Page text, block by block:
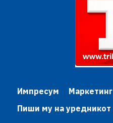
Импресум
Маркетинг
Пиши му на уредникот